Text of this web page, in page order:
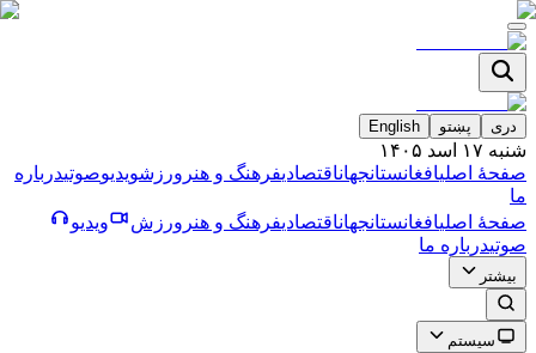
دری پښتو English
شنبه ۱۷ اسد ۱۴۰۵
صفحۀ اصلیافغانستانجهاناقتصادیفرهنگ و هنر ورزشویدیوصوتیدرباره
ما
صفحۀ اصلیافغانستانجهاناقتصادیفرهنگ و هنر ورزش
ویدیو
صوتیدرباره ما
بیشتر
سیستم